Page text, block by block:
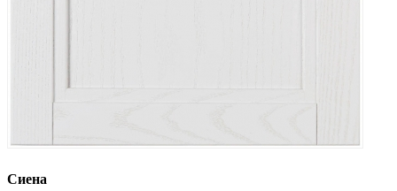
Сиена